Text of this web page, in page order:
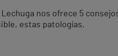
nos ofrece 5
estas patologías.